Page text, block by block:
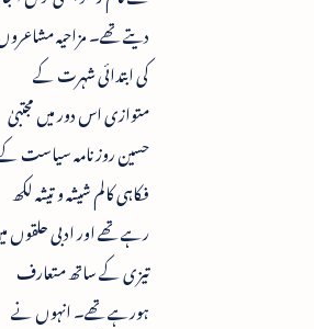
دیتے تھے۔ مزاحیہ
کی ابتدائی شہرت کے
متوازی اس دور میں مجتبیٰ
حسین روزنامہ سیاست
فکاہی کالم شیشہ و تیشہ لکھ
رہے تھے اور ادبی حلقوں
تیزی کے ساتھ متعارف
ہورہے تھے۔ انہوں نے